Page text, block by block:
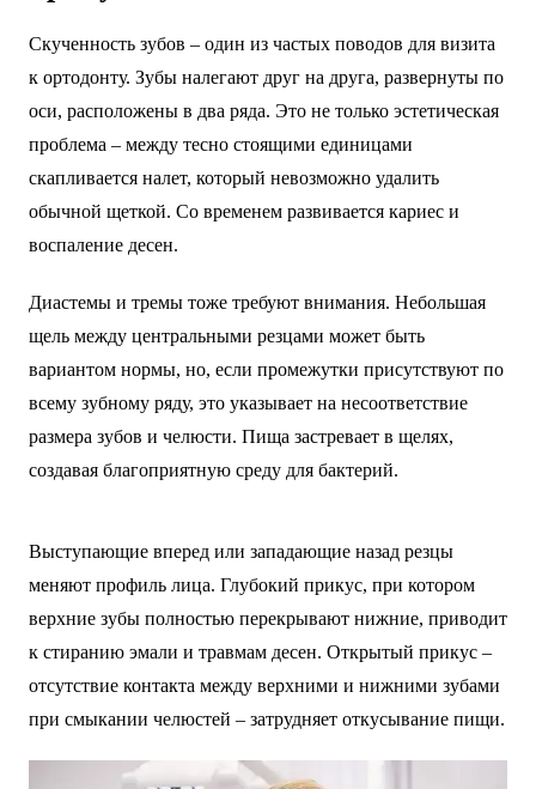
Скученность зубов – один из частых поводов для визита
к ортодонту. Зубы налегают друг на друга, развернуты по
оси, расположены в два ряда. Это не только эстетическая
проблема – между тесно стоящими единицами
скапливается налет, который невозможно удалить
обычной щеткой. Со временем развивается кариес и
воспаление десен.
Диастемы и тремы тоже требуют внимания. Небольшая
щель между центральными резцами может быть
вариантом нормы, но, если промежутки присутствуют по
всему зубному ряду, это указывает на несоответствие
размера зубов и челюсти. Пища застревает в щелях,
создавая благоприятную среду для бактерий.
Выступающие вперед или западающие назад резцы
меняют профиль лица. Глубокий прикус, при котором
верхние зубы полностью перекрывают нижние, приводит
к стиранию эмали и травмам десен. Открытый прикус –
отсутствие контакта между верхними и нижними зубами
при смыкании челюстей – затрудняет откусывание пищи.